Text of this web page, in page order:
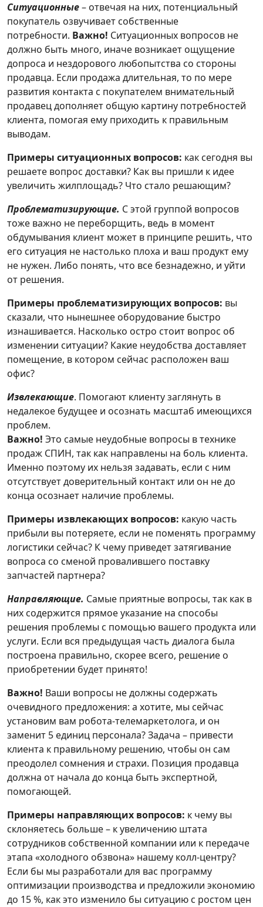
Ситуационные– отвечая на них, потенциальный
покупатель озвучивает собственные
потребности. Важно! Ситуационных вопросов не
должно быть много, иначе возникает ощущение
допроса и нездорового любопытства со стороны
продавца. Если продажа длительная, то по мере
развития контакта с покупателем внимательный
продавец дополняет общую картину потребностей
клиента, помогая ему приходить к правильным
выводам.
Примеры ситуационных вопросов: как сегодня вы
решаете вопрос доставки? Как вы пришли к идее
увеличить жилплощадь? Что стало решающим?
Проблематизирующие. С этой группой вопросов
тоже важно не переборщить, ведь в момент
обдумывания клиент может в принципе решить, что
его ситуация не настолько плоха и ваш продукт ему
не нужен. Либо понять, что все безнадежно, и уйти
от решения.
Примеры проблематизирующих вопросов: вы
сказали, что нынешнее оборудование быстро
изнашивается. Насколько остро стоит вопрос об
изменении ситуации? Какие неудобства доставляет
помещение, в котором сейчас расположен ваш
офис?
Извлекающие. Помогают клиенту заглянуть в
недалекое будущее и осознать масштаб имеющихся
проблем.
Важно! Это самые неудобные вопросы в технике
продаж СПИН, так как направлены на боль клиента.
Именно поэтому их нельзя задавать, если с ним
отсутствует доверительный контакт или он не до
конца осознает наличие проблемы.
Примеры извлекающих вопросов: какую часть
прибыли вы потеряете, если не поменять программу
логистики сейчас? К чему приведет затягивание
вопроса со сменой провалившего поставку
запчастей партнера?
Направляющие. Самые приятные вопросы, так как в
них содержится прямое указание на способы
решения проблемы с помощью вашего продукта или
услуги. Если вся предыдущая часть диалога была
построена правильно, скорее всего, решение о
приобретении будет принято!
Важно! Ваши вопросы не должны содержать
очевидного предложения: а хотите, мы сейчас
установим вам робота-телемаркетолога, и он
заменит 5 единиц персонала? Задача – привести
клиента к правильному решению, чтобы он сам
преодолел сомнения и страхи. Позиция продавца
должна от начала до конца быть экспертной,
помогающей.
Примеры направляющих вопросов: к чему вы
склоняетесь больше – к увеличению штата
сотрудников собственной компании или к передаче
этапа «холодного обзвона» нашему колл-центру?
Если бы мы разработали для вас программу
оптимизации производства и предложили экономию
до 15 %, как это изменило бы ситуацию с ростом цен